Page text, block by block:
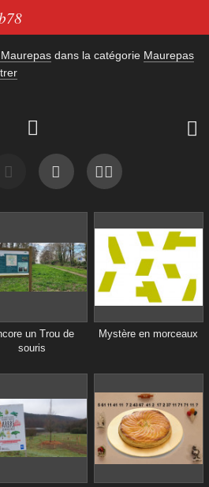
dans la catégorie Maurepas
 
un Trou de
souris
Mystère en morceaux